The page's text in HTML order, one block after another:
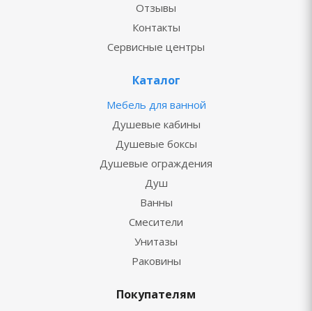
Отзывы
Контакты
Сервисные центры
Каталог
Мебель для ванной
Душевые кабины
Душевые боксы
Душевые ограждения
Душ
Ванны
Смесители
Унитазы
Раковины
Покупателям